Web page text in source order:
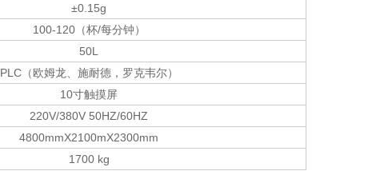
±0.15g
100-120（杯/每分钟）
50L
PLC（欧姆龙、施耐德，罗克韦尔）
10寸触摸屏
220V/380V 50HZ/60HZ
4800mmX2100mX2300mm
1700 kg